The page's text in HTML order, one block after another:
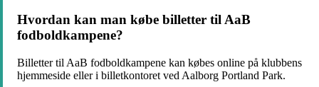
Hvordan kan man købe billetter til AaB
fodboldkampene?
Billetter til AaB fodboldkampene kan købes online på klubbens
hjemmeside eller i billetkontoret ved Aalborg Portland Park.